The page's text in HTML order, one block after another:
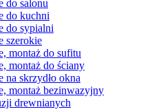
do salonu
do kuchni
do sypialni
szerokie
montaż do sufitu
montaż do ściany
na skrzydło okna
montaż bezinwazyjny
drewnianych